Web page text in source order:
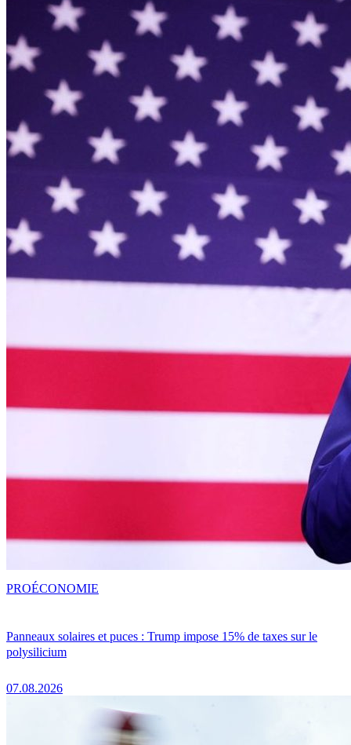
Panneaux solaires et puces : Trump impose 15% de taxes sur le
polysilicium
07.08.2026
PROÉCONOMIE